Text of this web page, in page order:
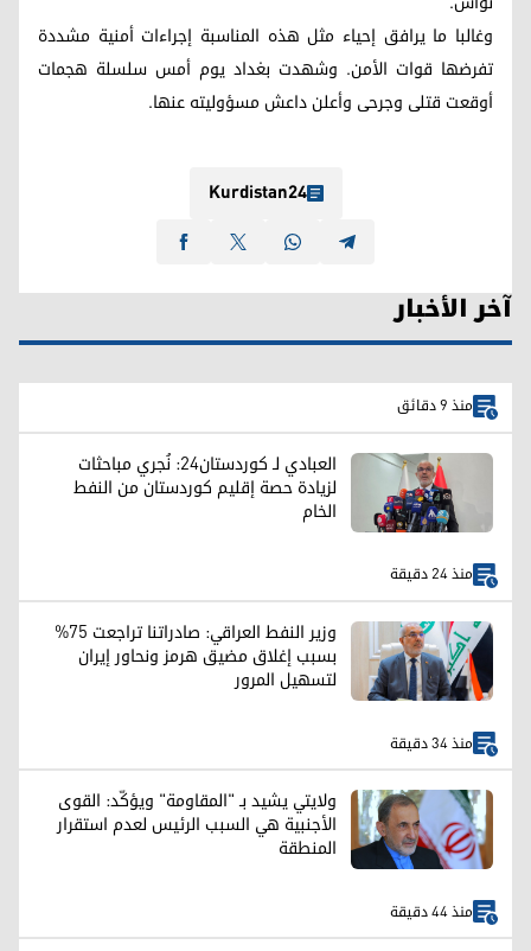
وغالبا ما يرافق إحياء مثل هذه المناسبة إجراءات أمنية مشددة
تفرضها قوات الأمن. وشهدت بغداد يوم أمس سلسلة هجمات
أوقعت قتلى وجرحى وأعلن داعش مسؤوليته عنها.
Kurdistan24
آخر الأخبار
منذ 9 دقائق
العبادي لـ كوردستان24: نُجري مباحثات
لزيادة حصة إقليم كوردستان من النفط
الخام
منذ 24 دقيقة
وزير النفط العراقي: صادراتنا تراجعت 75%
بسبب إغلاق مضيق هرمز ونحاور إيران
لتسهيل المرور
منذ 34 دقيقة
ولايتي يشيد بـ "المقاومة" ويؤكّد: القوى
الأجنبية هي السبب الرئيس لعدم استقرار
المنطقة
منذ 44 دقيقة